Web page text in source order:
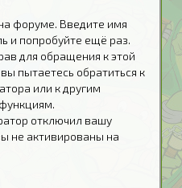
форуме. Введите имя
и попробуйте ещё раз.
для обращения к этой
пытаетесь обратиться к
или к другим
отключил вашу
не активированы на